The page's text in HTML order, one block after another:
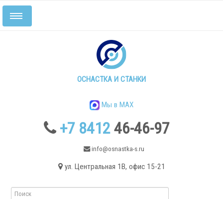
ОСНАСТКА И СТАНКИ
Мы в MAX
+7 841246-46-97
info@osnastka-s.ru
ул. Центральная 1В, офис 15-21
Включить/
выключить